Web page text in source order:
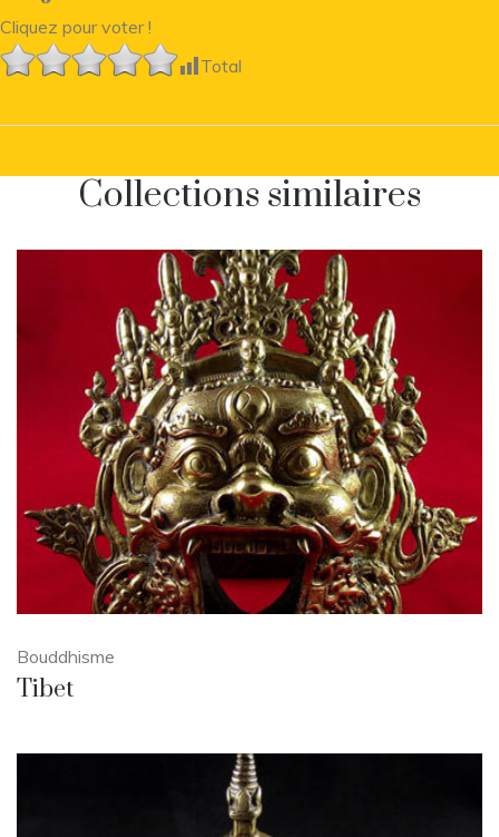
Cliquez pour voter !
Total
Collections similaires
Bouddhisme
Tibet